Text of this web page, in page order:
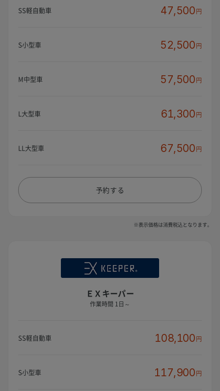
SS軽自動車 47,500円
S小型車 52,500円
M中型車 57,500円
L大型車 61,300円
LL大型車 67,500円
予約する
※表示価格は消費税込となります。
ＥＸキーパー
作業時間 1日～
SS軽自動車 108,100円
S小型車 117,900円